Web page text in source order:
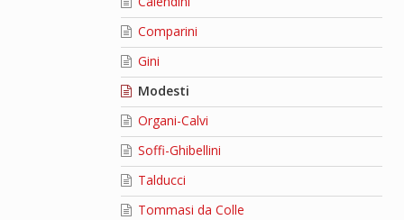
Comparini
Gini
Modesti
Organi-Calvi
Soffi-Ghibellini
Talducci
Tommasi da Colle